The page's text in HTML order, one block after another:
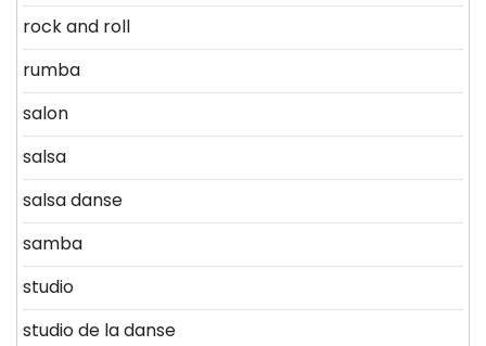
rock and roll
rumba
salon
salsa
salsa danse
samba
studio
studio de la danse